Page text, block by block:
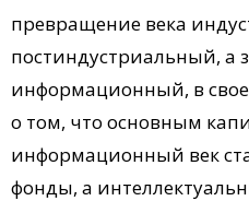
превращение века
постиндустриальный, а
информационный, в
о том, что основным
информационный век
фонды, а